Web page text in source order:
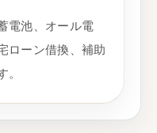
電池、オール電
ローン借換、補助
。